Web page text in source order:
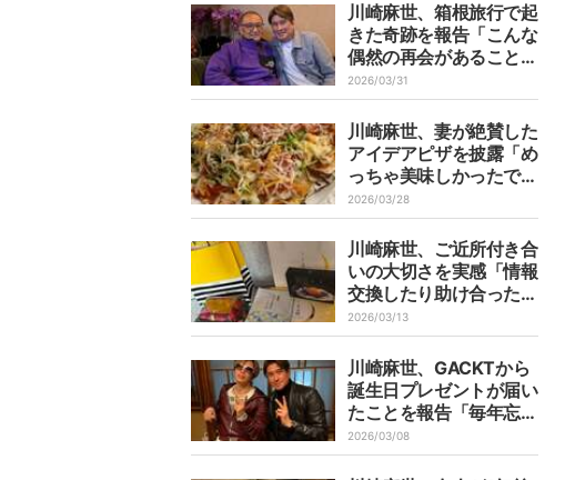
川崎麻世、箱根旅行で起
きた奇跡を報告「こんな
偶然の再会があることに
驚きました」
2026/03/31
川崎麻世、妻が絶賛した
アイデアピザを披露「め
っちゃ美味しかったで
す」
2026/03/28
川崎麻世、ご近所付き合
いの大切さを実感「情報
交換したり助け合ったり
できますからね」
2026/03/13
川崎麻世、GACKTから
誕生日プレゼントが届い
たことを報告「毎年忘れ
ずにプレゼントを送って
くれて」
2026/03/08